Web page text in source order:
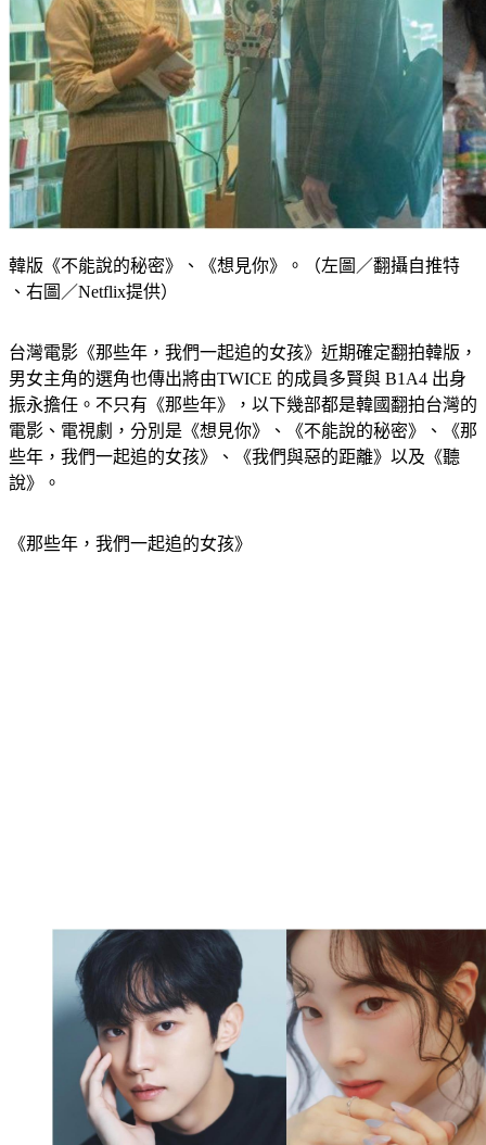
韓版《不能說的秘密》、《想見你》。（左圖／翻攝自推特
、右圖／Netflix提供）
台灣電影《那些年，我們一起追的女孩》近期確定翻拍韓版，
男女主角的選角也傳出將由TWICE 的成員多賢與 B1A4 出身
振永擔任。不只有《那些年》，以下幾部都是韓國翻拍台灣的
電影、電視劇，分別是《想見你》、《不能說的秘密》、《那
些年，我們一起追的女孩》、《我們與惡的距離》以及《聽
說》。
《那些年，我們一起追的女孩》